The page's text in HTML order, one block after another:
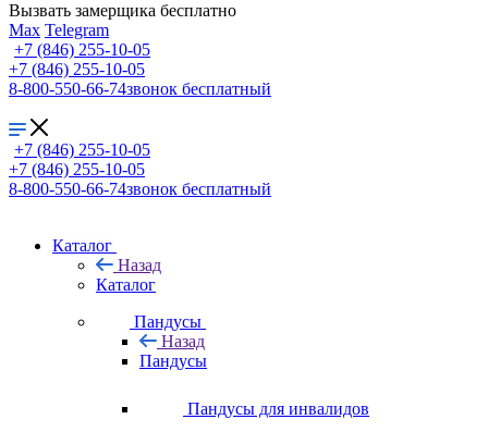
Вызвать замерщика бесплатно
Max Telegram
+7 (846) 255-10-05
+7 (846) 255-10-05
8-800-550-66-74звонок бесплатный
+7 (846) 255-10-05
+7 (846) 255-10-05
8-800-550-66-74звонок бесплатный
Каталог
Назад
Каталог
Пандусы
Назад
Пандусы
Пандусы для инвалидов